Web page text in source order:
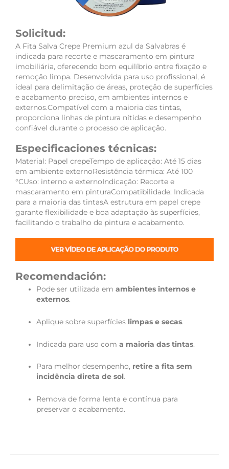
Solicitud:
A Fita Salva Crepe Premium azul da Salvabras é
indicada para recorte e mascaramento em pintura
imobiliária, oferecendo bom equilíbrio entre fixação e
remoção limpa. Desenvolvida para uso profissional, é
ideal para delimitação de áreas, proteção de superfícies
e acabamento preciso, em ambientes internos e
externos.Compatível com a maioria das tintas,
proporciona linhas de pintura nítidas e desempenho
confiável durante o processo de aplicação.
Especificaciones técnicas:
Material: Papel crepeTempo de aplicação: Até 15 dias
em ambiente externoResistência térmica: Até 100
°CUso: interno e externoIndicação: Recorte e
mascaramento em pinturaCompatibilidade: Indicada
para a maioria das tintasA estrutura em papel crepe
garante flexibilidade e boa adaptação às superfícies,
facilitando o trabalho de pintura e acabamento.
Recomendación:
Pode ser utilizada emambientes internos e
externos.
Aplique sobre superfícies limpas e secas.
Indicada para uso coma maioria das tintas.
Para melhor desempenho, retire a fita sem
incidência direta de sol.
Remova de forma lenta e contínua para
preservar o acabamento.